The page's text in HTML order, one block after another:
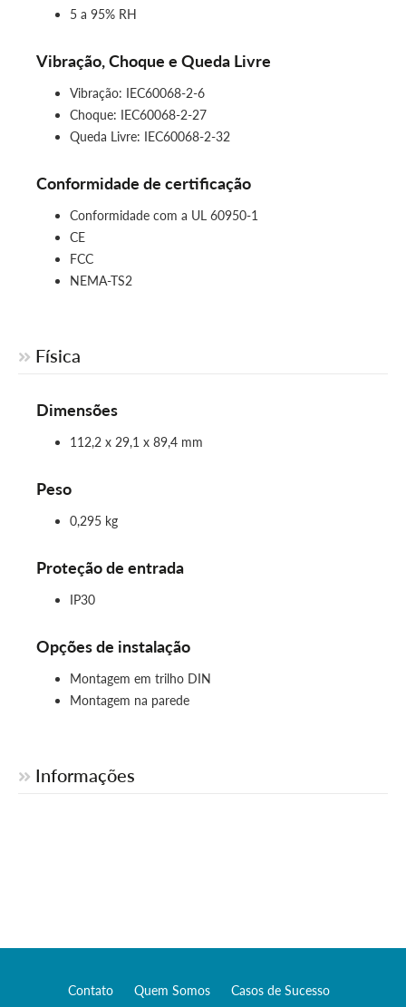
5 a 95% RH
Vibração, Choque e Queda Livre
Vibração: IEC60068‑2‑6
Choque: IEC60068‑2‑27
Queda Livre: IEC60068‑2‑32
Conformidade de certificação
Conformidade com a UL 60950‑1
CE
FCC
NEMA-TS2
Física
Dimensões
112,2 x 29,1 x 89,4 mm
Peso
0,295 kg
Proteção de entrada
IP30
Opções de instalação
Montagem em trilho DIN
Montagem na parede
Informações
Contato Quem Somos
Casos de Sucesso